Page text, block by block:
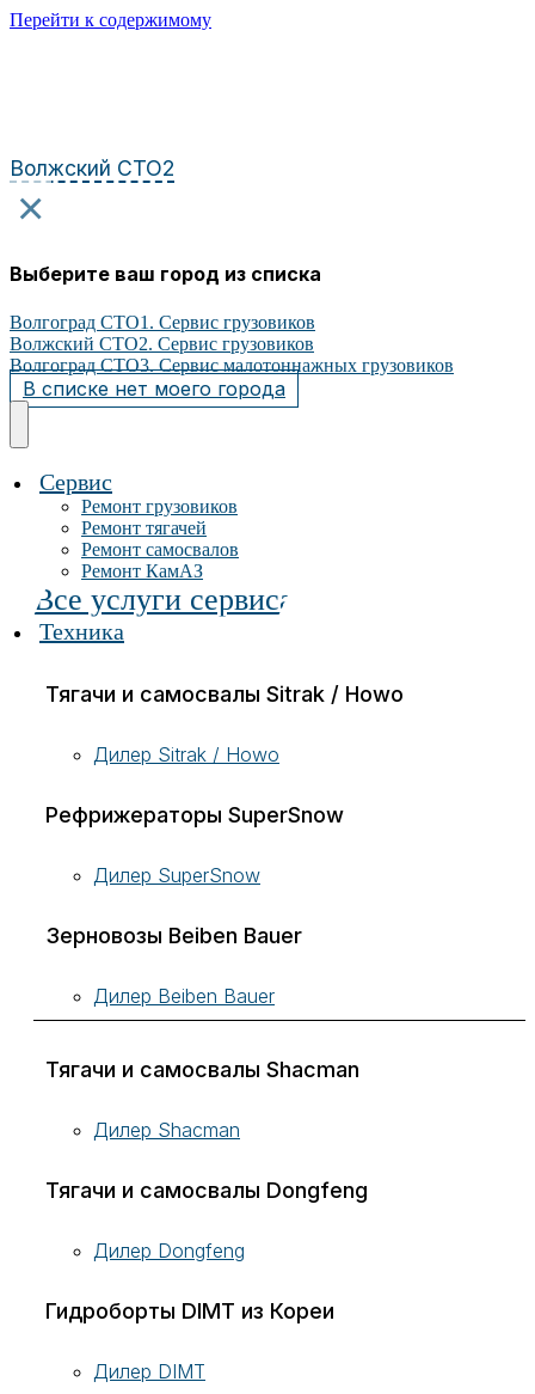
Перейти к содержимому
Волжский СТО2
×
Выберите ваш город из списка
Волгоград СТО1. Сервис грузовиков
Волжский СТО2. Сервис грузовиков
Волгоград СТО3. Сервис малотоннажных грузовиков
В списке нет моего города
Сервис
Ремонт грузовиков
Ремонт тягачей
Ремонт самосвалов
Ремонт КамАЗ
Все услуги сервиса
Техника
Тягачи и самосвалы Sitrak / Howo
Дилер Sitrak / Howo
Рефрижераторы SuperSnow
Дилер SuperSnow
Зерновозы Beiben Bauer
Дилер Beiben Bauer
Тягачи и самосвалы Shacman
Дилер Shacman
Тягачи и самосвалы Dongfeng
Дилер Dongfeng
Гидроборты DIMT из Кореи
Дилер DIMT